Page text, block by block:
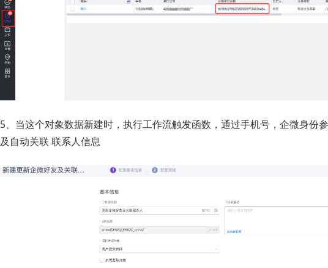
5、当这个对象数据新建时，执行工作流触发函数，通过手机号，企微身份
及自动关联 联系人信息